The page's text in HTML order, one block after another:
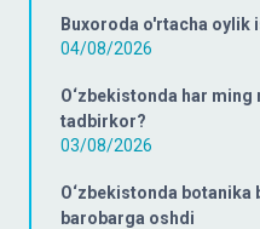
Buxoroda o'rtacha oylik
04/08/2026
O‘zbekistonda har
tadbirkor?
03/08/2026
O‘zbekistonda
barobarga oshdi